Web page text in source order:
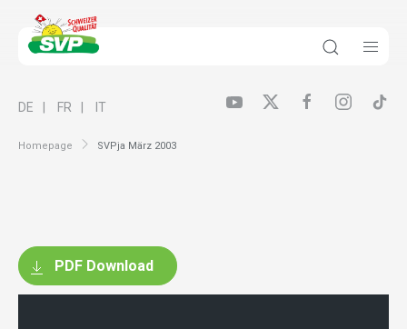
Homepage SVPja März 2003
DE FR IT
PDF Download